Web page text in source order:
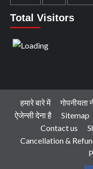
Total Visitors
हमारे बारे में गोपनीयता
ऐजेन्सी देना है
Sitemap
Contact us
Cancellation &